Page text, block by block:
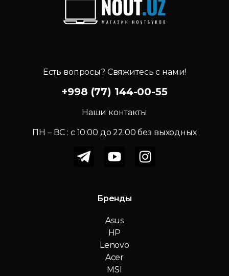
Есть вопросы? Свяжитесь с нами!
+998 (77) 144-00-55
Наши контакты
ПН – ВС : c 10:00 до 22:00 без выходных
Бренды
Asus
HP
Lenovo
Acer
MSI